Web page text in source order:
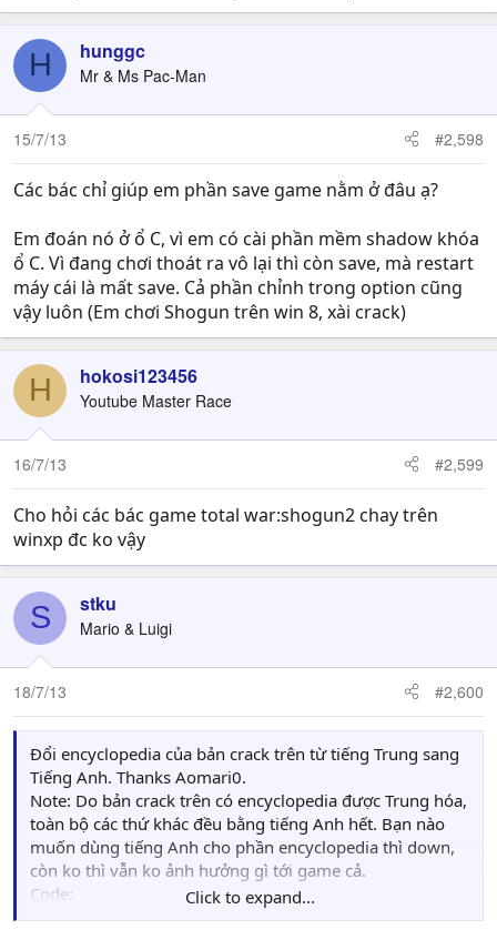
H hunggc
Mr & Ms Pac-Man
15/7/13 #2,598
Các bác chỉ giúp em phần save game nằm ở đâu ạ?
Em đoán nó ở ổ C, vì em có cài phần mềm shadow khóa
ổ C. Vì đang chơi thoát ra vô lại thì còn save, mà restart
máy cái là mất save. Cả phần chỉnh trong option cũng
vậy luôn (Em chơi Shogun trên win 8, xài crack)
H hokosi123456
Youtube Master Race
16/7/13 #2,599
Cho hỏi các bác game total war:shogun2 chay trên
winxp đc ko vậy
S stku
Mario & Luigi
18/7/13 #2,600
Đổi encyclopedia của bản crack trên từ tiếng Trung sang
Tiếng Anh. Thanks Aomari0.
Note: Do bản crack trên có encyclopedia được Trung hóa,
toàn bộ các thứ khác đều bằng tiếng Anh hết. Bạn nào
muốn dùng tiếng Anh cho phần encyclopedia thì down,
còn ko thì vẫn ko ảnh hưởng gì tới game cả.
Code:
http://www.multiupload.com/UNDXSF0Y4R
Click to expand...